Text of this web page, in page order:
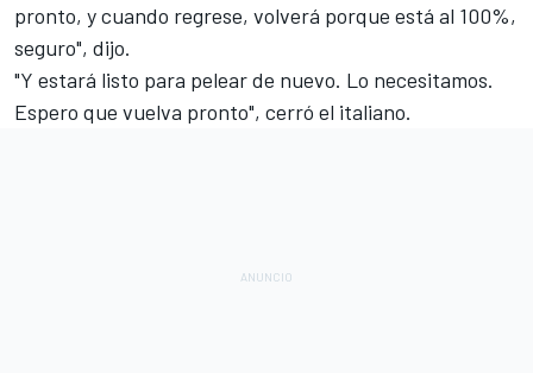
pronto, y cuando regrese, volverá porque está al 100%,
seguro", dijo.
"Y estará listo para pelear de nuevo. Lo necesitamos.
Espero que vuelva pronto", cerró el italiano.